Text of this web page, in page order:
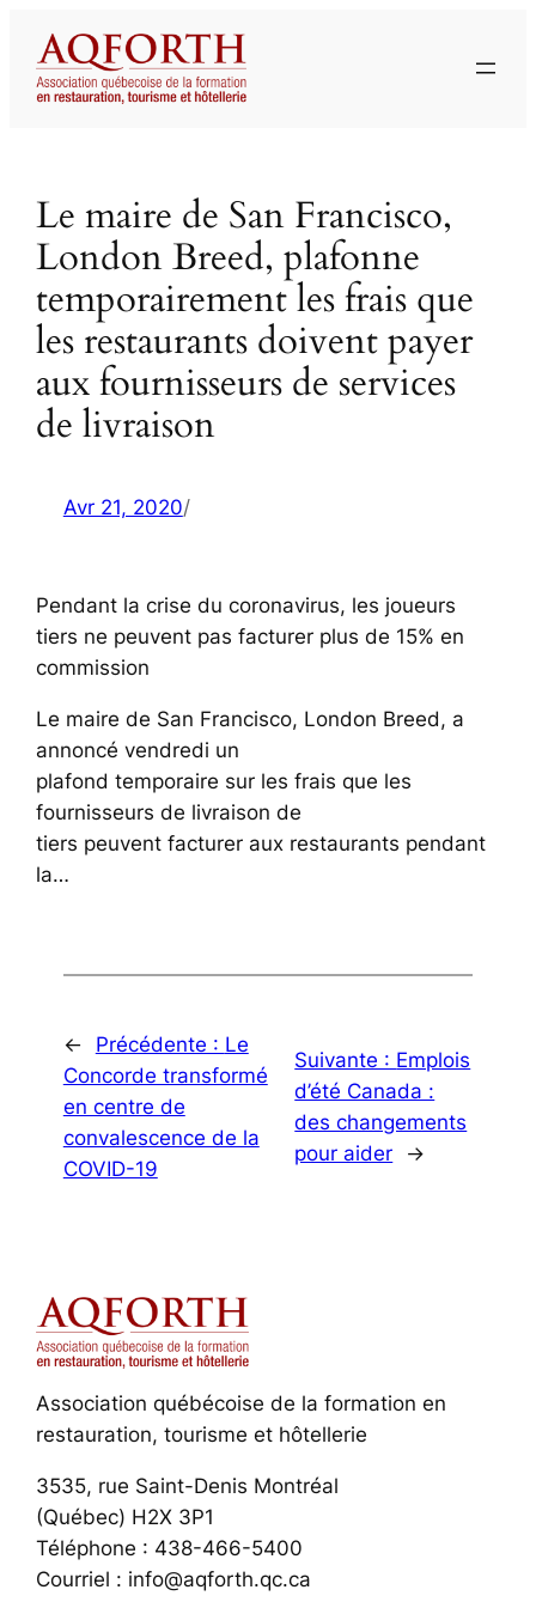
contenu
Le maire de San Francisco,
London Breed, plafonne
temporairement les frais que
les restaurants doivent payer
aux fournisseurs de services
de livraison
Avr 21, 2020/
Pendant la crise du coronavirus, les joueurs
tiers ne peuvent pas facturer plus de 15% en
commission
Le maire de San Francisco, London Breed, a
annoncé vendredi un
plafond temporaire sur les frais que les
fournisseurs de livraison de
tiers peuvent facturer aux restaurants pendant
la…
← Précédente : Le
Concorde transformé
en centre de
convalescence de la
COVID-19
Suivante : Emplois
d’été Canada :
des changements
pour aider
→
Association québécoise de la formation en
restauration, tourisme et hôtellerie
3535, rue Saint-Denis Montréal
(Québec) H2X 3P1
Téléphone : 438-466-5400
Courriel : info@aqforth.qc.ca